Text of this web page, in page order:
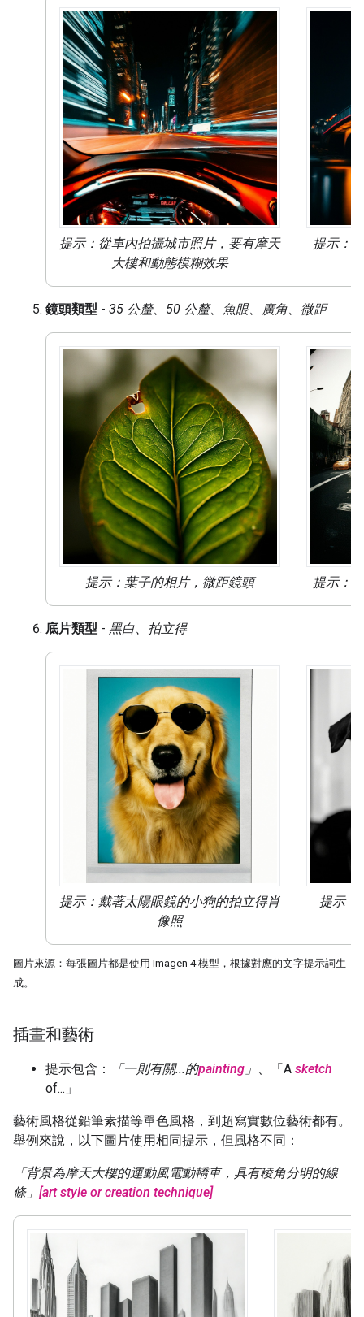
提示：從車內拍攝城市照片，要有摩天
大樓和動態模糊效果
提示：
鏡頭類型 - 35 公釐、50 公釐、魚眼、廣角、微距
提示：葉子的相片， 微距鏡頭 提示：
底片類型 - 黑白、拍立得
提示：戴著太陽眼鏡的小狗的拍立得肖
像照
提示：
圖片來源：每張圖片都是使用 Imagen 4 模型，根據對應的文字提示詞生
成。
插畫和藝術
提示包含： 「一則有關...的painting 」 、「A sketch
of...」
藝術風格從鉛筆素描等單色風格，到超寫實數位藝術都有。
舉例來說，以下圖片使用相同提示，但風格不同：
「背景為摩天大樓的運動風電動轎車，具有稜角分明的線
條」 [art style or creation technique]